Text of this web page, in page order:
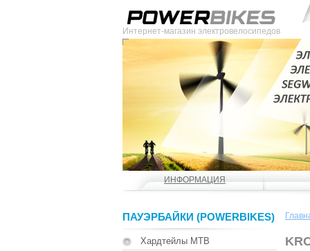
Интернет-магазин электровелосипедов
ИНФОРМАЦИЯ
ПАУЭРБАЙКИ (POWERBIKES)
Хардтейлы MTB